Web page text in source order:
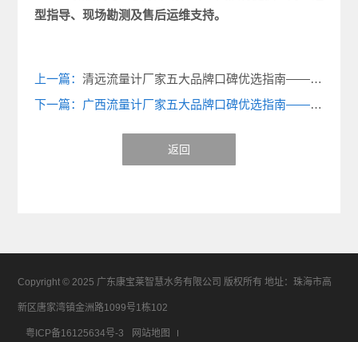
型指导、现场勘测及售后运维支持。
上一篇： 清远流量计厂家五大品牌口碑优选指南——市政污水、农业灌溉、工业污水怎么选？哪家好？
下一篇：广西流量计厂家五大品牌口碑优选指南——产品优势及其应用领域
返回
Copyright © 2025 广东康宝莱智慧水务有限公司 版权所有 地址：珠海市高
新区唐家湾镇金洲路1099号1栋102
粤ICP备16125634号-3 网站地图